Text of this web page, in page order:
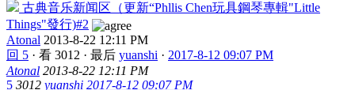
古典音乐新闻区（更新“Phllis Chen玩具鋼琴專輯"Little
Things"發行)#2
Atonal 2013-8-22 12:11 PM
回 5 · 看 3012 · 最后 yuanshi · 2017-8-12 09:07 PM
Atonal 2013-8-22 12:11 PM
5 3012 yuanshi 2017-8-12 09:07 PM